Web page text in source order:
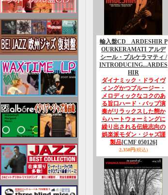
輸入盤CD ARDESHIR P
OURKERAMATI アルデ
シール・プルケラマティ /
INTRODUCING...ARDES
HIR
ダイナミック・ドライヴ
ィングかつブルージー・
メロディックなコクのあ
る旨口ハード・バップ演
奏がリラックスした態か
らハートウォーミングに
繰り出される伝統志向の
娯楽派モダン・ジャズ謹
製品[CMF 050126]
2,350円(税込)